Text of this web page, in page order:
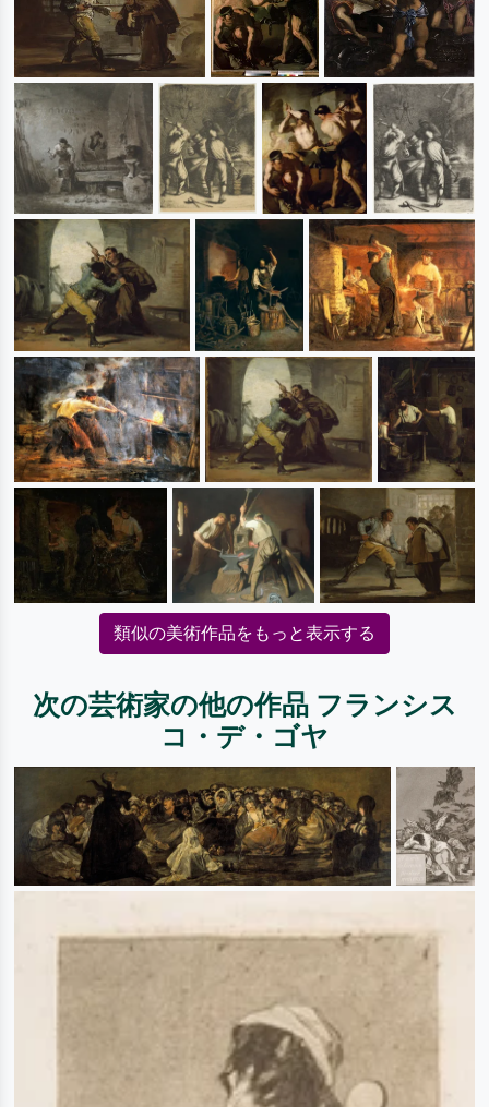
類似の美術作品をもっと表示する
次の芸術家の他の作品 フランシス
コ・デ・ゴヤ